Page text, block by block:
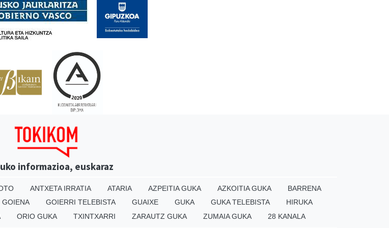
informazioa, euskaraz
ANTXETA IRRATIA ATARIA AZPEITIA GUKA AZKOITIA GUKA
BARRENA
GOIENA GOIERRI TELEBISTA GUAIXE GUKA GUKA TELEBISTA
HIRUKA
ORIO GUKA TXINTXARRI ZARAUTZ GUKA ZUMAIA GUKA 28 KANALA